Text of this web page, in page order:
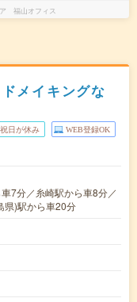
福山オフィス
メイキングな
日が休み WEB登録OK
7分／糸崎駅から車8分／
県)駅から車20分